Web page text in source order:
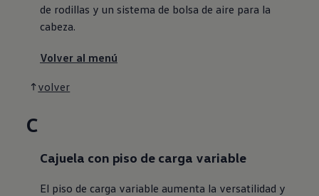
de rodillas y un sistema de bolsa de aire para la
cabeza.
Volver al menú
volver
C
Cajuela con piso de carga variable
El piso de carga variable aumenta la versatilidad y